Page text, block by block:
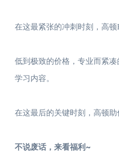
在这最紧张的冲刺时刻，高
低到极致的价格，专业而紧
学习内容。
在这最后的关键时刻，高顿助
不说废话，来看福利~